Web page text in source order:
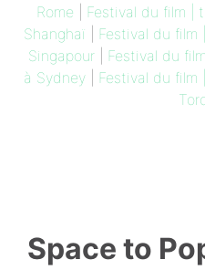
Rome
Festival du film |
Shanghaï
Festival du film
Singapour| Festival du
à Sydney
Festival du film
Space to